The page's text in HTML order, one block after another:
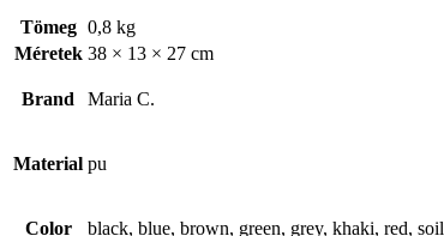
Tömeg 0,8 kg
Méretek 38 × 13 × 27 cm
Brand Maria C.
Material pu
Color black, blue, brown, green, grey, khaki, red, soil